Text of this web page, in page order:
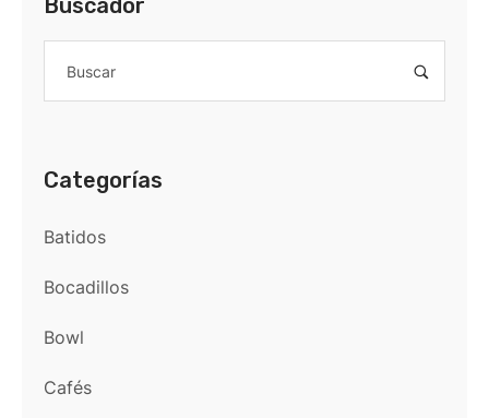
Buscador
Categorías
Batidos
Bocadillos
Bowl
Cafés